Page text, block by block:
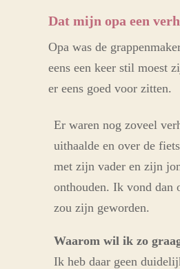
Dat mijn opa een
Opa was de
eens een keer stil moest
er eens goed voor zitten.
Er waren nog zoveel
uithaalde en over de
met zijn vader en zijn
onthouden. Ik vond dan
zou zijn geworden.
Waarom wil ik zo
Ik heb daar geen